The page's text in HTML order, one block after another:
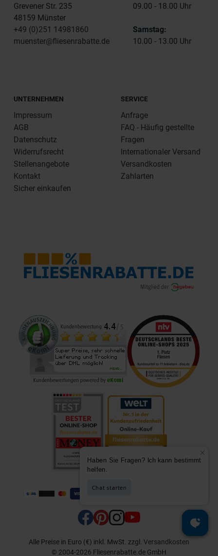
Grevener Str. 235
48159 Münster
+49 (0)251 14981860
muenster@fliesenrabatte.de
09.00 - 18.00 Uhr
Samstag:
10.00 - 13.00 Uhr
UNTERNEHMEN
Impressum
AGB
Datenschutz
Widerrufsrecht
Stellenangebote
Kontakt
Sicher einkaufen
SERVICE
Anfrage
FAQ - Häufig gestellte
Fragen
Internationaler Versand
Versandkosten
Zahlarten
Alle Preise in Euro (€) inkl. MwSt. zzgl. Versandkosten
© 2004-2026 Fliesenrabatte.de GmbH